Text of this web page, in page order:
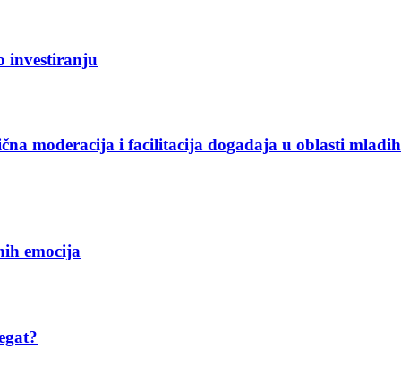
investiranju
moderacija i facilitacija događaja u oblasti mladih
emocija